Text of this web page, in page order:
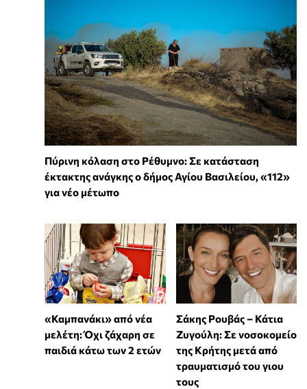
Πύρινη κόλαση στο Ρέθυμνο: Σε κατάσταση
έκτακτης ανάγκης ο δήμος Αγίου Βασιλείου, «112»
για νέο μέτωπο
«Καμπανάκι» από νέα
μελέτη: Όχι ζάχαρη σε
παιδιά κάτω των 2 ετών
Σάκης Ρουβάς – Κάτια
Ζυγούλη: Σε νοσοκομείο
της Κρήτης μετά από
τραυματισμό του γιου
τους